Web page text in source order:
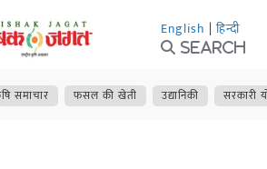
English | हिन्दी
Search
समाचार फसल की खेती उद्यानिकी सरकारी